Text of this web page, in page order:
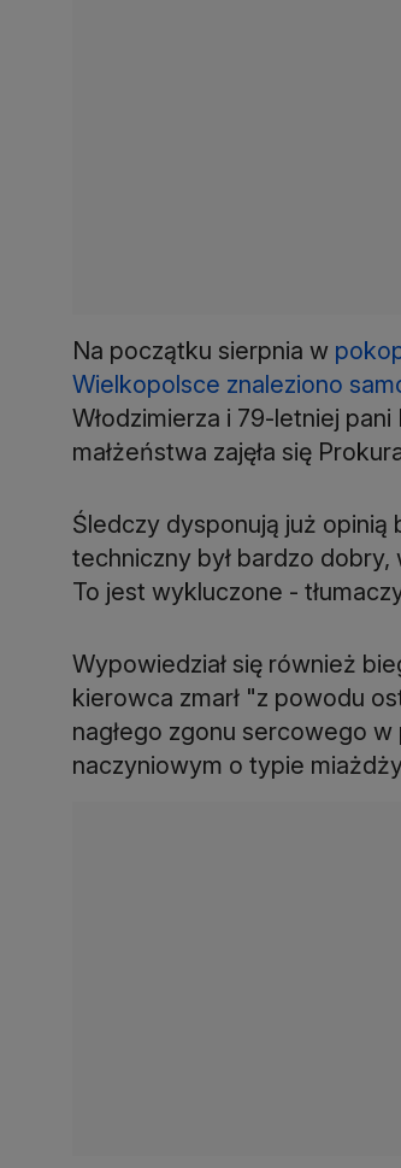
Na początku sierpnia w
Wielkopolsce znaleziono
Włodzimierza i 79-letniej
małżeństwa zajęła się
Śledczy dysponują już opinią
techniczny był bardzo dobry,
To jest wykluczone -
Wypowiedział się również
kierowca zmarł "z powodu
nagłego zgonu sercowego
naczyniowym o typie